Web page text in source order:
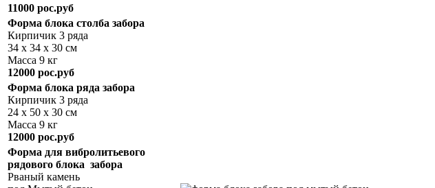
11000 рос.руб
Форма блока столба забора
Кирпичик 3 ряда
34 х 34 х 30 см
Масса 9 кг
12000 рос.руб
Форма блока ряда забора
Кирпичик 3 ряда
24 х 50 х 30 см
Масса 9 кг
12000 рос.руб
Форма для вибролитьевого
рядового блока забора
Рваный камень